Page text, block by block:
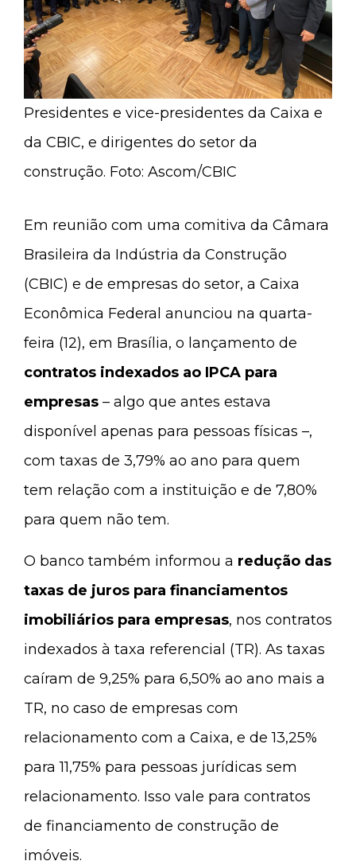
Presidentes e vice-presidentes da Caixa e
da CBIC, e dirigentes do setor da
construção. Foto: Ascom/CBIC
Em reunião com uma comitiva da Câmara
Brasileira da Indústria da Construção
(CBIC) e de empresas do setor, a Caixa
Econômica Federal anunciou na quarta-
feira (12), em Brasília, o lançamento de
contratos indexados ao IPCA para
empresas – algo que antes estava
disponível apenas para pessoas físicas –,
com taxas de 3,79% ao ano para quem
tem relação com a instituição e de 7,80%
para quem não tem.
O banco também informou a redução das
taxas de juros para financiamentos
imobiliários para empresas, nos contratos
indexados à taxa referencial (TR). As taxas
caíram de 9,25% para 6,50% ao ano mais a
TR, no caso de empresas com
relacionamento com a Caixa, e de 13,25%
para 11,75% para pessoas jurídicas sem
relacionamento. Isso vale para contratos
de financiamento de construção de
imóveis.